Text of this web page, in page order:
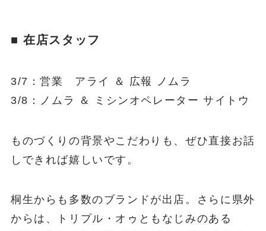
■ 在店スタッフ
3/7：営業 アライ ＆ 広報 ノムラ
3/8：ノムラ ＆ ミシンオペレーター サイトウ
ものづくりの背景やこだわりも、ぜひ直接お話
しできれば嬉しいです。
桐生からも多数のブランドが出店。さらに県外
からは、トリプル・オゥともなじみのある